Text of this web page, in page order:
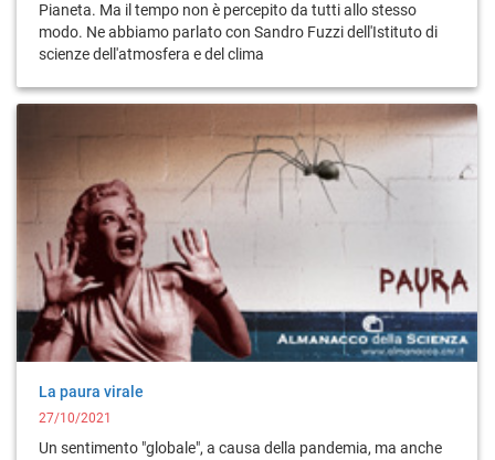
Pianeta. Ma il tempo non è percepito da tutti allo stesso
modo. Ne abbiamo parlato con Sandro Fuzzi dell'Istituto di
scienze dell'atmosfera e del clima
La paura virale
27/10/2021
Un sentimento "globale", a causa della pandemia, ma anche